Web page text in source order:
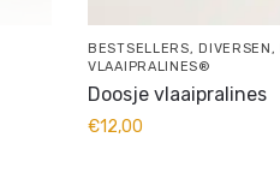
BESTSELLERS, DIVERSEN,
VLAAIPRALINES®
Doosje vlaaipralines
€12,00